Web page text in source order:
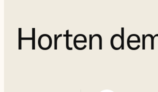
Horten